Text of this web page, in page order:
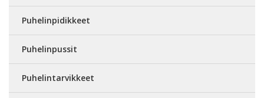
Puhelinpidikkeet
Puhelinpussit
Puhelintarvikkeet